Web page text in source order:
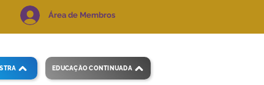
Área de Membros
EDUCAÇÃO CONTINUADA